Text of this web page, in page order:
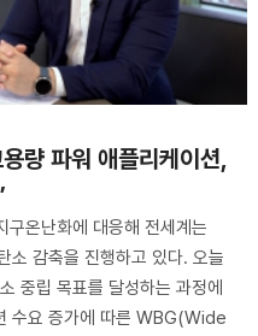
량 파워 애플리케이션,
온난화에 대응해 전세계는
감축을 진행하고 있다. 오늘
중립 목표를 달성하는 과정에
수요 증가에 따른 WBG(Wide